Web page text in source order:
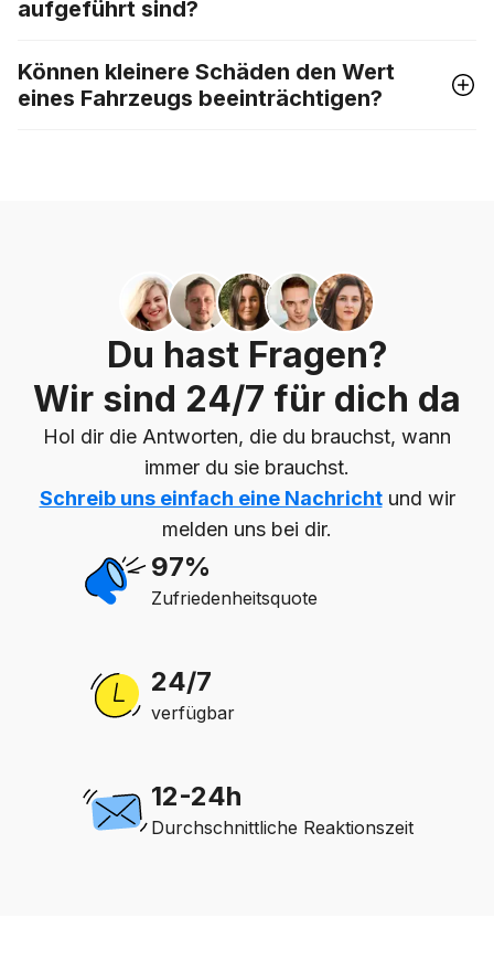
aufgeführt sind?
Können kleinere Schäden den Wert
eines Fahrzeugs beeinträchtigen?
Du hast Fragen?
Wir sind 24/7 für dich da
Hol dir die Antworten, die du brauchst, wann
immer du sie brauchst.
Schreib uns einfach eine Nachrichtund wir
melden uns bei dir.
97%
Zufriedenheitsquote
24/7
verfügbar
12-24h
Durchschnittliche Reaktionszeit